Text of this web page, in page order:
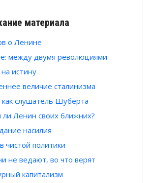
материала
о Ленине
между двумя революциями
истину
величие сталинизма
слушатель Шуберта
Ленин своих ближних?
насилия
чистой политики
не ведают, во что верят
капитализм